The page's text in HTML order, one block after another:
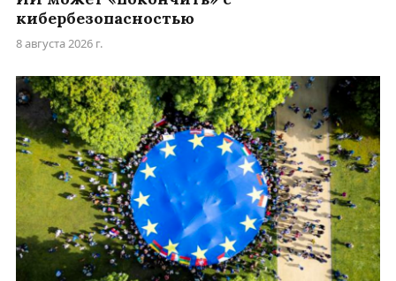
кибербезопасностью
8 августа 2026 г.